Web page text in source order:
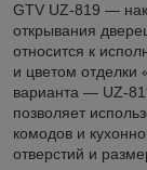
GTV UZ-819 —
открывания
относится к
и цветом
варианта — UZ-
позволяет
комодов и
отверстий и